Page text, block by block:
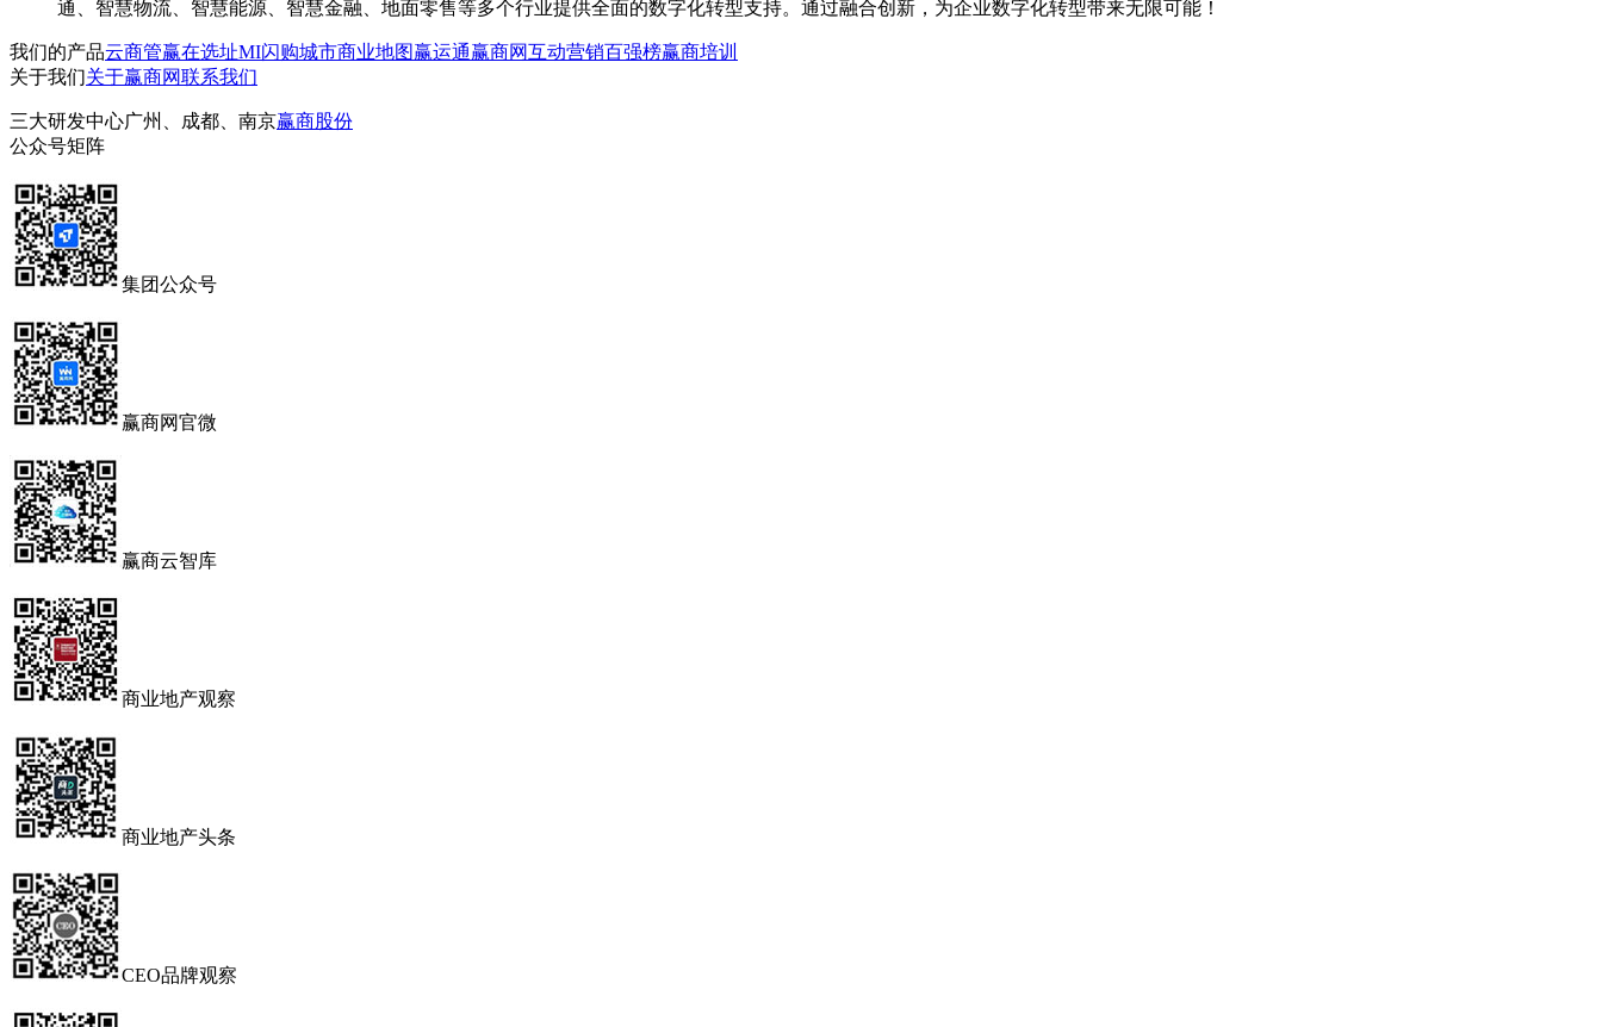
通、智慧物流、智慧能源、智慧金融、地面零售等多个行业提供全面的数字化转型支持。通过融合创新，为企业数字化转型带来无限可能！
我们的产品云商管赢在选址MI闪购城市商业地图赢运通赢商网互动营销百强榜赢商培训
关于我们关于赢商网联系我们
三大研发中心广州、成都、南京赢商股份
公众号矩阵
集团公众号
赢商网官微
赢商云智库
商业地产观察
商业地产头条
CEO品牌观察